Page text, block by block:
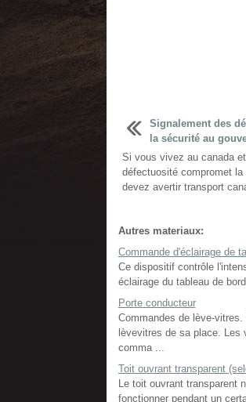
Signalement des
la sécurité au
Si vous vivez au canada
défectuosité compromet
devez avertir transport
Autres materiaux:
Commande d'éclairage de
Ce dispositif contrôle
éclairage du tableau de
Porte conducteur
Commandes de lève-
lèvevitres de sa place. Les
comma ...
Toit ouvrant transparent
Le toit ouvrant transparent
fonctionner pendant un